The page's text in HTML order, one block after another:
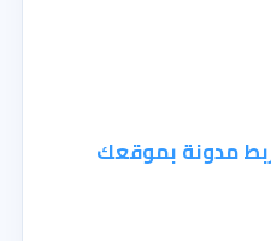
مدونة بموقعك